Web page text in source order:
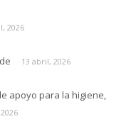
2026
13 abril, 2026
apoyo para la higiene,